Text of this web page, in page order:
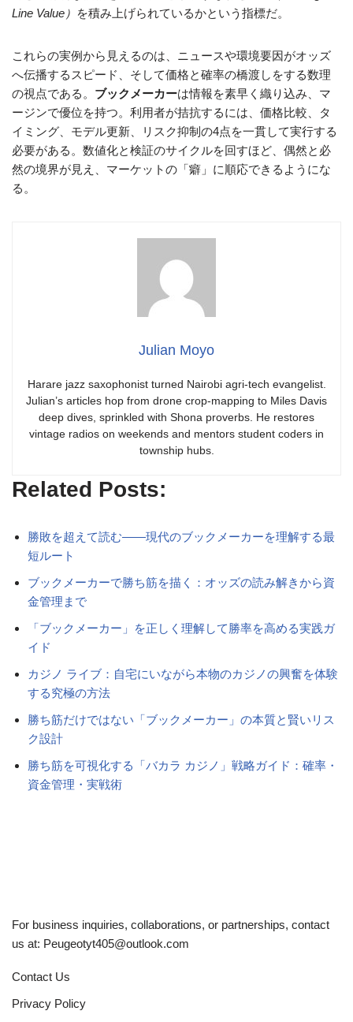
Line Value） を積み上げられているかという指標だ。
これらの実例から見えるのは、ニュースや環境要因がオッズ
へ伝播するスピード、そして価格と確率の橋渡しをする数理
の視点である。 ブックメーカーは情報を素早く織り込み、マ
ージンで優位を持つ。利用者が拮抗するには、価格比較、タ
イミング、モデル更新、リスク抑制の4点を一貫して実行する
必要がある。数値化と検証のサイクルを回すほど、偶然と必
然の境界が見え、マーケットの「癖」に順応できるようにな
る。
Julian Moyo
Harare jazz saxophonist turned Nairobi agri-tech evangelist.
Julian’s articles hop from drone crop-mapping to Miles Davis
deep dives, sprinkled with Shona proverbs. He restores
vintage radios on weekends and mentors student coders in
township hubs.
Related Posts:
勝敗を超えて読む——現代のブックメーカーを理解する最
短ルート
ブックメーカーで勝ち筋を描く：オッズの読み解きから資
金管理まで
「ブックメーカー」を正しく理解して勝率を高める実践ガ
イド
カジノ ライブ：自宅にいながら本物のカジノの興奮を体験
する究極の方法
勝ち筋だけではない「ブックメーカー」の本質と賢いリス
ク設計
勝ち筋を可視化する「バカラ カジノ」戦略ガイド：確率・
資金管理・実戦術
For business inquiries, collaborations, or partnerships, contact
us at: Peugeotyt405@outlook.com
Contact Us
Privacy Policy